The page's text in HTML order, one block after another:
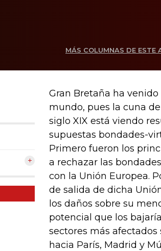
MÁS COLUMNAS DE ESTE
Gran Bretaña ha
mundo, pues la cuna
siglo XIX está viendo
supuestas bondades-
Primero fueron los
a rechazar las
con la Unión Europea.
de salida de dicha
los daños sobre su
potencial que los
sectores más
hacia París, Madrid y